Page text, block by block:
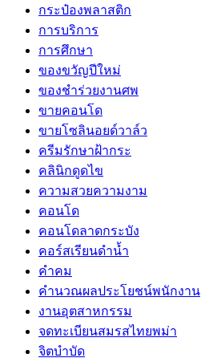
กระป๋องพลาสติก
การบริการ
การศึกษา
ของขวัญปีใหม่
ของชำร่วยงานศพ
ขายคอนโด
ขายโซลินอยด์วาล์ว
ครีมรักษาฝ้ากระ
คลินิกดูดไข
ความสวยความงาม
คอนโด
คอนโดลาดกระบัง
คอร์สเรียนดำน้ำ
คำคม
คำนวณผลประโยชน์พนักงาน
งานอุตสาหกรรม
จดทะเบียนสมรสไทยพม่า
จิตบำบัด